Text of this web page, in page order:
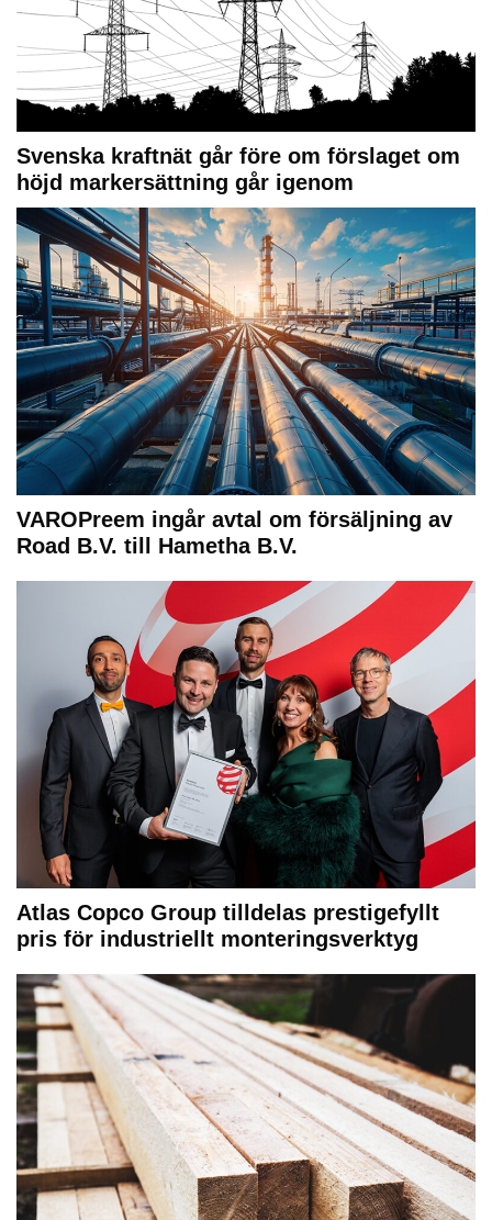
Svenska kraftnät går före om förslaget om
höjd markersättning går igenom
VAROPreem ingår avtal om försäljning av
Road B.V. till Hametha B.V.
Atlas Copco Group tilldelas prestigefyllt
pris för industriellt monteringsverktyg